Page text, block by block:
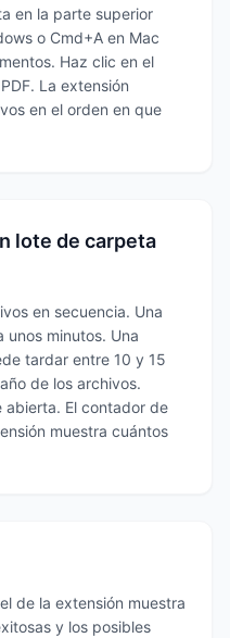
en la parte superior
o Cmd+A en Mac
Haz clic en el
La extensión
en el orden en que
lote de carpeta
en secuencia. Una
minutos. Una
tardar entre 10 y 15
de los archivos.
abierta. El contador de
muestra cuántos
de la extensión muestra
y los posibles